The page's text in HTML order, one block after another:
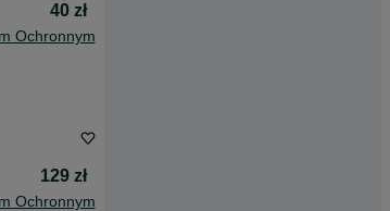
40 zł
Ochronnym
129 zł
Ochronnym